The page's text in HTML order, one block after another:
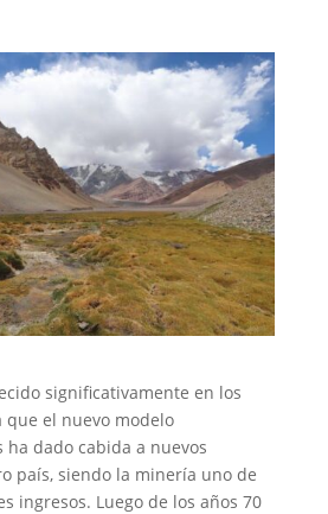
significativamente en los
que el nuevo modelo
ha dado cabida a nuevos
país, siendo la minería uno de
ingresos. Luego de los años 70